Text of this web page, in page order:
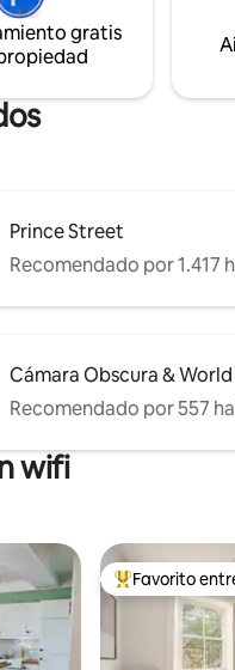
y
de la
puedas entre
que una estadía
esta
gratis
Prince Street
Recomendado por 1.417
Cámara Obscura &
Recomendado por 557
wifi
destacados Favorito entre
Favorito